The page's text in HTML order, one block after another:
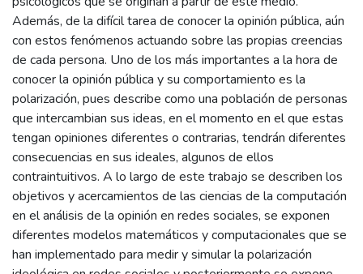
Además, de la difícil tarea de conocer la opinión pública, aún
con estos fenómenos actuando sobre las propias creencias
de cada persona. Uno de los más importantes a la hora de
conocer la opinión pública y su comportamiento es la
polarización, pues describe como una población de personas
que intercambian sus ideas, en el momento en el que estas
tengan opiniones diferentes o contrarias, tendrán diferentes
consecuencias en sus ideales, algunos de ellos
contraintuitivos. A lo largo de este trabajo se describen los
objetivos y acercamientos de las ciencias de la computación
en el análisis de la opinión en redes sociales, se exponen
diferentes modelos matemáticos y computacionales que se
han implementado para medir y simular la polarización